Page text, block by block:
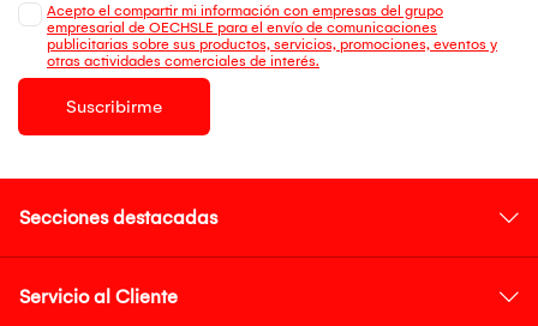
Acepto el compartir mi información con empresas del grupo
empresarial de OECHSLE para el envío de comunicaciones
publicitarias sobre sus productos, servicios, promociones, eventos y
otras actividades comerciales de interés.
Suscribirme
Secciones destacadas
Servicio al Cliente